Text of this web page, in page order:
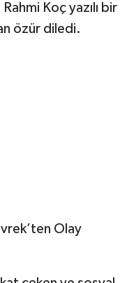
Koç yazılı bir
özür diledi.
Olay